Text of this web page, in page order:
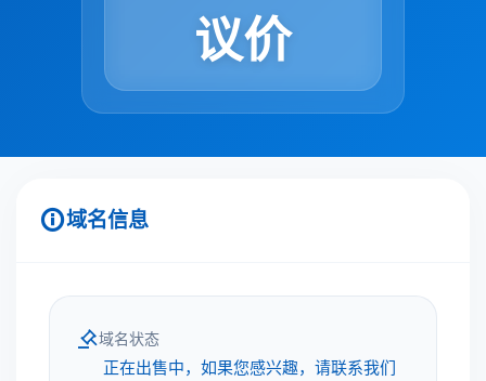
议价
域名信息
域名状态
正在出售中，如果您感兴趣，请联系我们